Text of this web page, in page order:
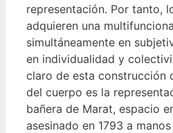
representación. Por tanto,
adquieren una
simultáneamente en
en individualidad y
claro de esta construcción
del cuerpo es la
bañera de Marat, espacio
asesinado en 1793 a